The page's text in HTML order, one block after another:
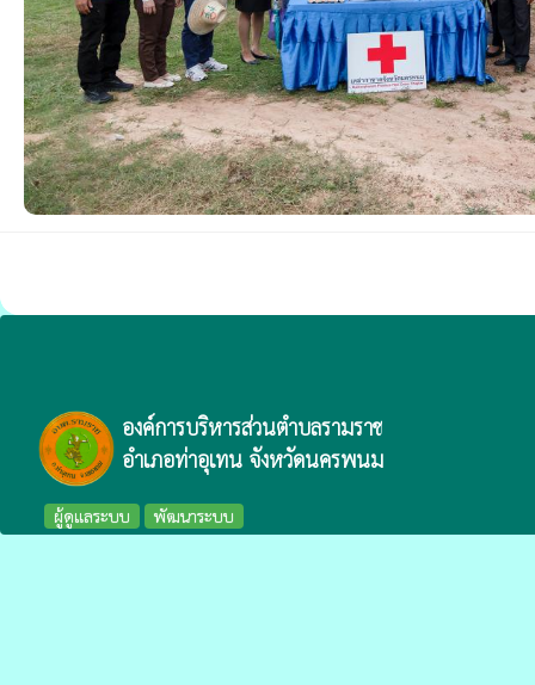
องค์การบริหารส่วนตำบลรามราช
อำเภอท่าอุเทน จังหวัดนครพนม
ผู้ดูแลระบบ พัฒนาระบบ